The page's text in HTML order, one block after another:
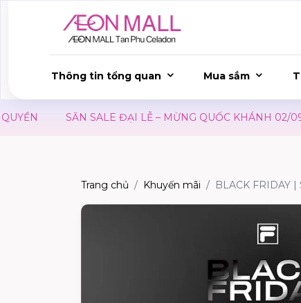
Thông tin tổng quan Mua sắm
SĂN SALE ĐẠI LỄ – MỪNG QUỐC KHÁNH 02/09
Trang chủ Khuyến mãi BLACK FRIDAY |